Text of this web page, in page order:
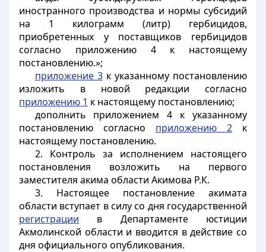
иностранного производства и нормы субсидий
на 1 килограмм (литр) гербицидов,
приобретенных у поставщиков гербицидов
согласно приложению 4 к настоящему
постановлению.»;
приложение 3к указанному постановлению
изложить в новой редакции согласно
приложению 1 к настоящему постановлению;
дополнить приложением 4 к указанному
постановлению согласно приложению 2 к
настоящему постановлению.
2. Контроль за исполнением настоящего
постановления возложить на первого
заместителя акима области Акимова Р.К.
3. Настоящее постановление акимата
области вступает в силу со дня государственной
регистрации в Департаменте юстиции
Акмолинской области и вводится в действие со
дня официального опубликования.